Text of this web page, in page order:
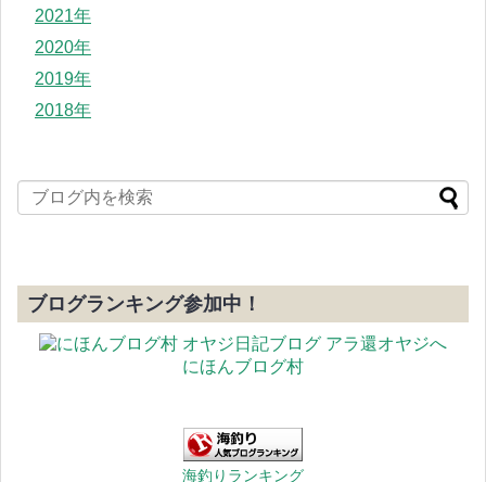
2021年
2020年
2019年
2018年
ブログランキング参加中！
にほんブログ村
海釣りランキング